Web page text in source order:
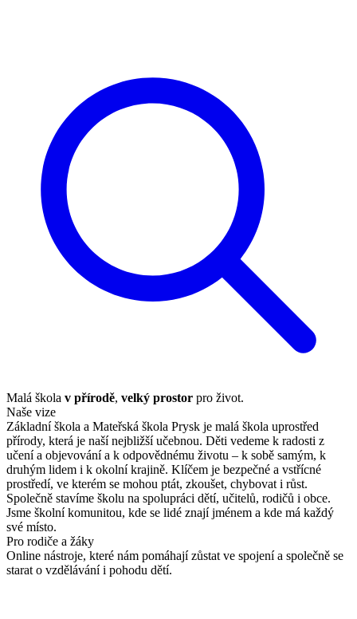
Malá škola v přírodě, velký prostor pro život.
Naše vize
Základní škola a Mateřská škola Prysk je malá škola uprostřed
přírody, která je naší nejbližší učebnou. Děti vedeme k radosti z
učení a objevování a k odpovědnému životu – k sobě samým, k
druhým lidem i k okolní krajině. Klíčem je bezpečné a vstřícné
prostředí, ve kterém se mohou ptát, zkoušet, chybovat i růst.
Společně stavíme školu na spolupráci dětí, učitelů, rodičů i obce.
Jsme školní komunitou, kde se lidé znají jménem a kde má každý
své místo.
Pro rodiče a žáky
Online nástroje, které nám pomáhají zůstat ve spojení a společně se
starat o vzdělávání i pohodu dětí.